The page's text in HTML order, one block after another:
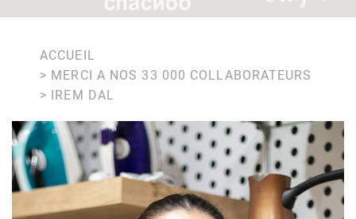
FIL
D'ARIANE
ACCUEIL
MERCI A NOS 33 000 COLLABORATEURS
IREM DAL